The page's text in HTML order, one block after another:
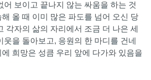
보이고 끝나지 않는 싸움을 하는 것
올 때 이미 많은 파도를 넘어 오신 당
각자의 삶의 자리에서 조금 더 나은 세
웃을 돌아보고, 응원의 한 마디를 건네
희망은 성큼 우리 앞에 다가와 있음을